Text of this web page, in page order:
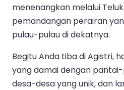
menenangkan melalui
pemandangan perairan
pulau-pulau di dekatnya.
Begitu Anda tiba di Agistri,
yang damai dengan
desa-desa yang unik, dan